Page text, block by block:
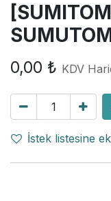
0,00 ₺ KDV
İstek listesine